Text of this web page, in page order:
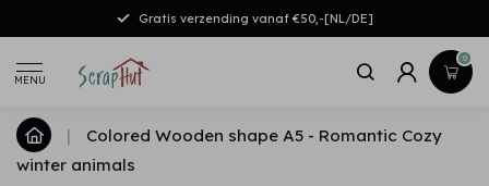
Gratis verzending vanaf €50,-[NL/DE]
MENU
0
|
Colored Wooden shape A5 - Romantic Cozy
winter animals